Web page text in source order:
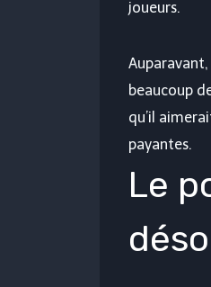
joueurs.
beaucoup
qu’il
payantes.
Le